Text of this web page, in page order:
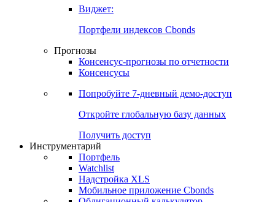
Виджет:
Портфели индексов Cbonds
Прогнозы
Консенсус-прогнозы по отчетности
Консенсусы
Попробуйте 7-дневный демо-доступ
Откройте глобальную базу данных
Получить доступ
Инструментарий
Портфель
Watchlist
Надстройка XLS
Мобильное приложение Cbonds